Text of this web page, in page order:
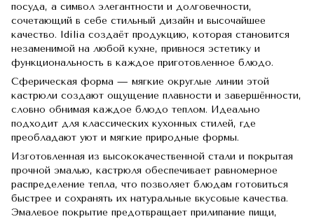
посуда, а символ элегантности и долговечности,
сочетающий в себе стильный дизайн и высочайшее
качество. Idilia создаёт продукцию, которая становится
незаменимой на любой кухне, привнося эстетику и
функциональность в каждое приготовленное блюдо.
Сферическая форма — мягкие округлые линии этой
кастрюли создают ощущение плавности и завершённости,
словно обнимая каждое блюдо теплом. Идеально
подходит для классических кухонных стилей, где
преобладают уют и мягкие природные формы.
Изготовленная из высококачественной стали и покрытая
прочной эмалью, кастрюля обеспечивает равномерное
распределение тепла, что позволяет блюдам готовиться
быстрее и сохранять их натуральные вкусовые качества.
Эмалевое покрытие предотвращает прилипание пищи,